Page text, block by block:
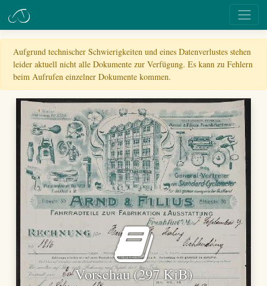
Aufgrund technischer Schwierigkeiten und eines Datenverlustes stehen
leider aktuell nicht alle Dokumente zur Verfügung. Es kann zu Fehlern
beim Aufrufen einzelner Dokumente kommen.
Vorschau (297 KiB)